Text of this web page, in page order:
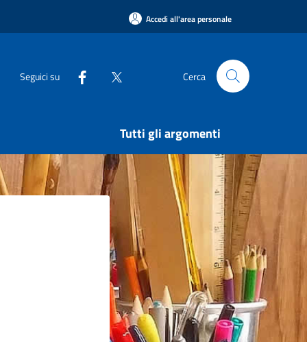
Accedi all'area personale
Seguici su Cerca
Tutti gli argomenti